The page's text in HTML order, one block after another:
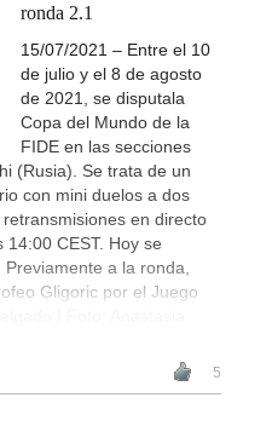
ronda 2.1
15/07/2021 – Entre el 10
de julio y el 8 de agosto
de 2021, se disputala
Copa del Mundo de la
FIDE en las secciones
(Rusia). Se trata de un
con mini duelos a dos
en directo
CEST. Hoy se
a la ronda,
Gligoric por el Juego
5